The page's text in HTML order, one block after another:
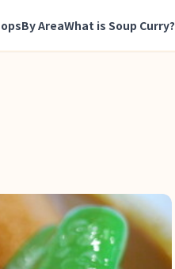
By AreaWhat is Soup Curry?